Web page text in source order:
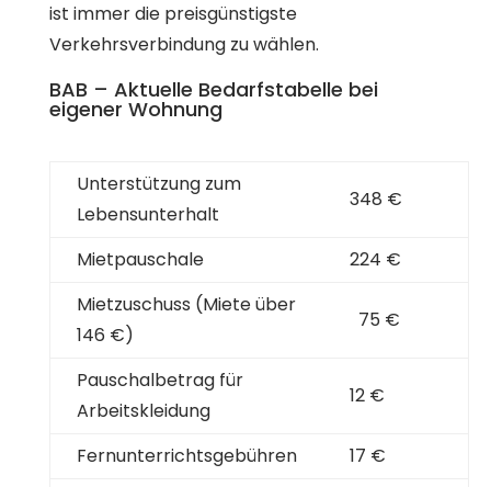
ist immer die preisgünstigste
Verkehrsverbindung zu wählen.
BAB – Aktuelle Bedarfstabelle bei
eigener Wohnung
Unterstützung zum
Lebensunterhalt
348 €
Mietpauschale
224 €
Mietzuschuss (Miete über
146 €)
75 €
Pauschalbetrag für
Arbeitskleidung
12 €
Fernunterrichtsgebühren 17 €